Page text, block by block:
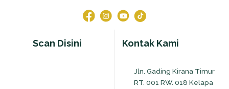
Scan Disini Kontak Kami
Jln. Gading Kirana Timur
RT. 001 RW. 018 Kelapa